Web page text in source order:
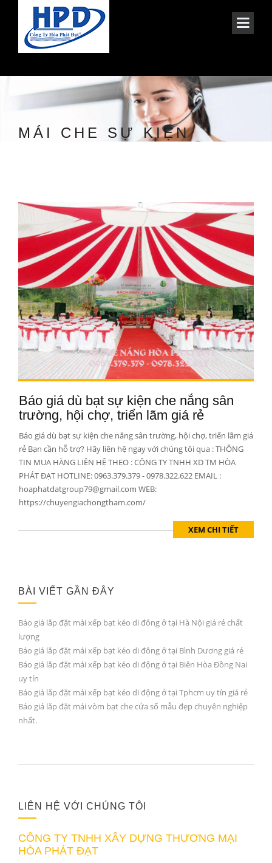
MÁI CHE SỰ KIỆN
Báo giá dù bạt sự kiện che nắng sân
trường, hội chợ, triển lãm giá rẻ
Báo giá dù bạt sự kiện che nắng sân trường, hội chợ, triển lãm giá
rẻ Bạn cần hỗ trợ? Hãy liên hệ ngay với chúng tôi qua : THÔNG
TIN MUA HÀNG LIÊN HỆ THEO : CÔNG TY TNHH XD TM HÒA
PHÁT ĐẠT HOTLINE: 0963.379.379 - 0978.322.622 EMAIL :
hoaphatdatgroup79@gmail.com WEB:
https://chuyengiachongtham.com/
XEM CHI TIẾT
BÀI VIẾT GẦN ĐÂY
Báo giá lắp đặt mái xếp bạt kéo di đông ở tại Hà Nội giá rẻ chất
lượng
Báo giá lắp đặt mái xếp bạt kéo di đông ở tại Bình Dương giá rẻ
Báo giá lắp đặt mái xếp bạt kéo di động ở tại Biên Hòa Đồng Nai
uy tín
Báo giá lắp đặt mái xếp bạt kéo di động ở tại Tphcm uy tín giá rẻ
Báo giá lắp đặt mái vòm bạt che cửa sổ mẫu đẹp chuyên nghiệp
nhất.
LIÊN HỆ VỚI CHÚNG TÔI
CÔNG TY TNHH XÂY DỰNG THƯƠNG MẠI
HÒA PHÁT ĐẠT